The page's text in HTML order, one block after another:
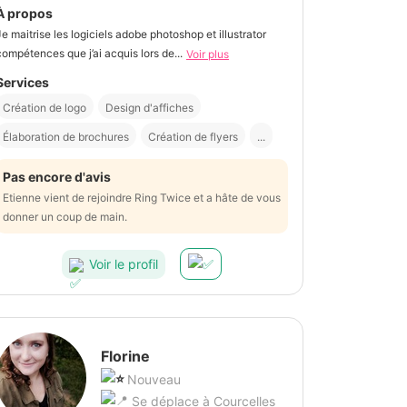
propos
maitrise les logiciels adobe photoshop et illustrator
que j’ai acquis lors de... Voir plus
Création de logo Design d'affiches
Élaboration de brochures Création de flyers ...
Pas encore d'avis
Etienne vient de rejoindre Ring Twice et a hâte de vous
donner un coup de main.
Voir le profil
Florine
Nouveau
Se déplace à Courcelles